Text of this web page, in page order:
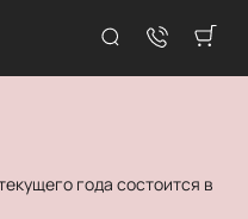
года состоится в